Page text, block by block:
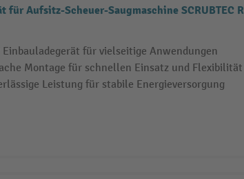
für Aufsitz-Scheuer-Saugmaschine SCRUBTEC R
Einbauladegerät für vielseitige Anwendungen
Montage für schnellen Einsatz und Flexibilität
Leistung für stabile Energieversorgung